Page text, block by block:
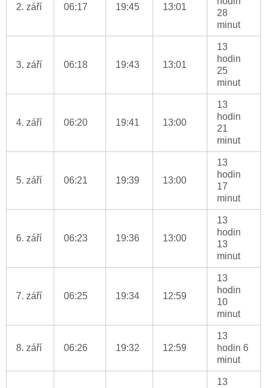
2. září 06:17 19:45 13:01
28
minut
3. září 06:18 19:43 13:01
13
hodin
25
minut
4. září 06:20 19:41 13:00
13
hodin
21
minut
5. září 06:21 19:39 13:00
13
hodin
17
minut
6. září 06:23 19:36 13:00
13
hodin
13
minut
7. září 06:25 19:34 12:59
13
hodin
10
minut
8. září 06:26 19:32 12:59
13
hodin 6
minut
13